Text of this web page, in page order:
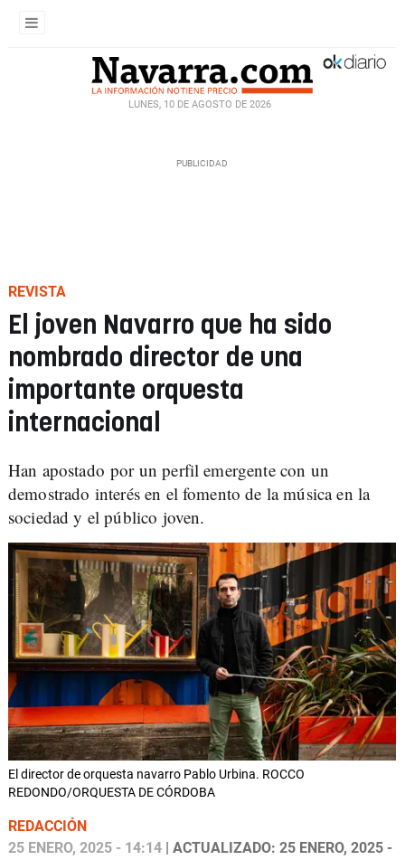
LUNES, 10 DE AGOSTO DE 2026
REVISTA
El joven Navarro que ha sido
nombrado director de una
importante orquesta
internacional
Han apostado por un perfil emergente con un
demostrado interés en el fomento de la música en la
sociedad y el público joven.
El director de orquesta navarro Pablo Urbina. ROCCO
REDONDO/ORQUESTA DE CÓRDOBA
REDACCIÓN
25 ENERO, 2025 - 14:14 | ACTUALIZADO: 25 ENERO, 2025 -